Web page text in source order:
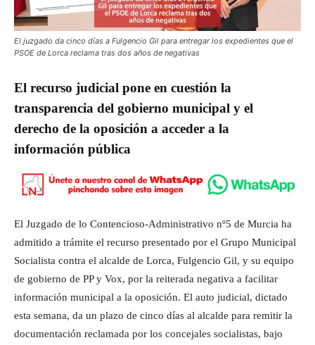
El juzgado da cinco días a Fulgencio Gil para entregar los expedientes que el
PSOE de Lorca reclama tras dos años de negativas
El recurso judicial pone en cuestión la
transparencia del gobierno municipal y el
derecho de la oposición a acceder a la
información pública
El Juzgado de lo Contencioso-Administrativo nº5 de Murcia ha
admitido a trámite el recurso presentado por el Grupo Municipal
Socialista contra el alcalde de Lorca, Fulgencio Gil, y su equipo
de gobierno de PP y Vox, por la reiterada negativa a facilitar
información municipal a la oposición. El auto judicial, dictado
esta semana, da un plazo de cinco días al alcalde para remitir la
documentación reclamada por los concejales socialistas, bajo